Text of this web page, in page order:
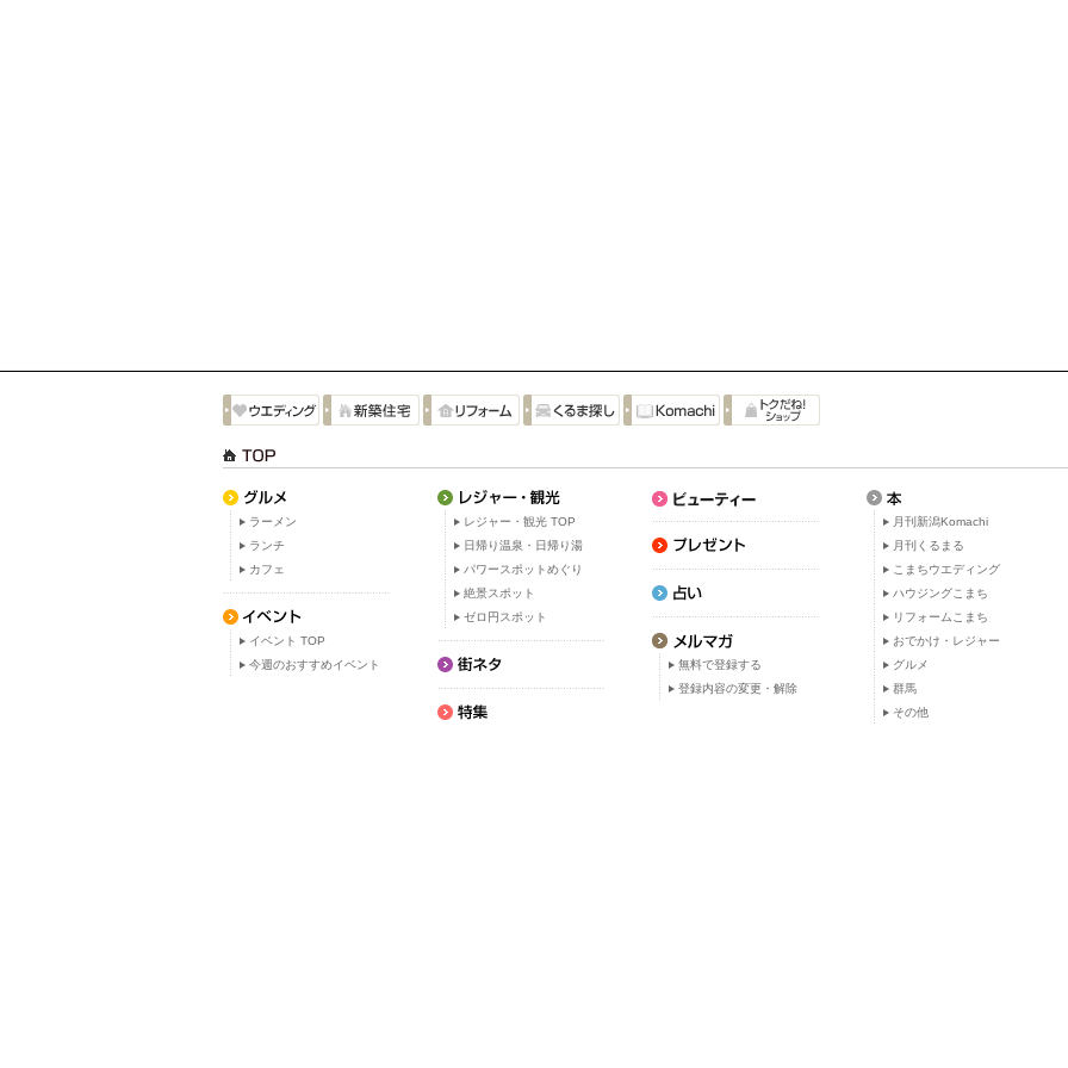
ラーメン
ランチ
カフェ
イベント TOP
今週のおすすめイベント
レジャー・観光 TOP
日帰り温泉・日帰り湯
パワースポットめぐり
絶景スポット
ゼロ円スポット
無料で登録する
登録内容の変更・解除
月刊新潟Komachi
月刊くるまる
こまちウエディング
ハウジングこまち
リフォームこまち
おでかけ・レジャー
グルメ
群馬
その他